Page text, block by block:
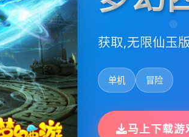
获取,无限仙玉
单机 冒险
马上下载游